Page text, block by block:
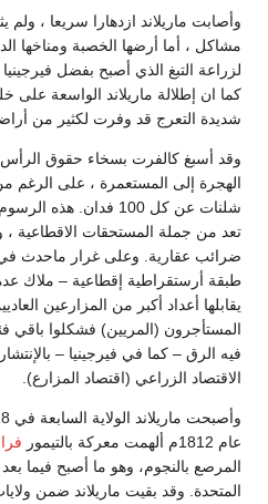
، ولم يثر الهنود سكانها الأصليون أي
الدافئ الرطب فكانا مناسبين تماما
فيرجينيا مصدرا مهما للدخل والأرباح.
على خليج تشيزابيك بخطوطها الساحلية
من أراضيها إمكانات الشحن الرخيص.
الرأس مع المهاجرين لتشجيعهم على
الهجرة إلى المستعمرة ، على الرغم من فرض أجرة إبراء قدرها 4
100 فدان. هذه الرسوم في النظرية القانونية ، كانت
، ولكنها في التطبيق العملي كانت
في فيرجينيا نشأت على الفور
ملاك عدة ألوف من الأفدينة – كان
العاديين. أما من لم يملك أرضا والخدم
باقي فئات طلائع السكان في وقت بدأ
بالإنتشار تدريجيا من التطور الذي شهده
وأصبحت ماريلاند الولاية السابعة في 28 أبريل عام 1788. وأثناء حرب
فرانسيس سكوتكتابة العلم
بعد النشيد الوطني للولايات
ولايات الاتحاد خلال الحرب الأهلية